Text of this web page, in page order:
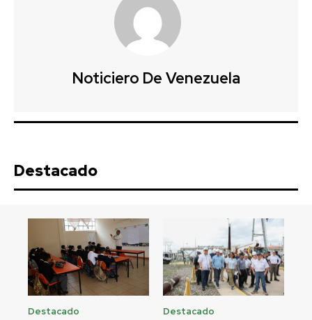
Noticiero De Venezuela
Destacado
Destacado Destacado